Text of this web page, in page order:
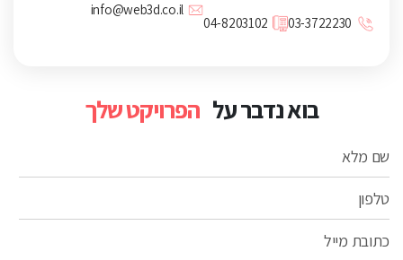
בוא נדבר על הפרויקט שלך
שם מלא
טלפון
כתובת מייל
03-3722230
04-8203102
info@web3d.co.il